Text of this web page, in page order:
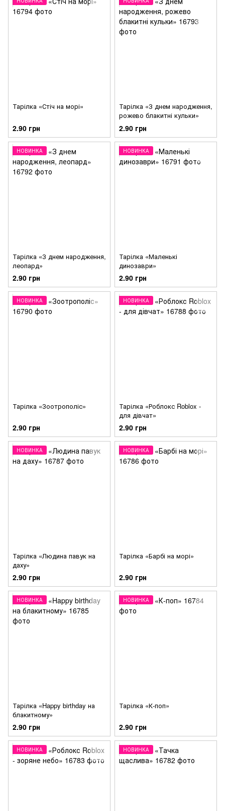
Тарілка «Стіч на морі»
2.90 грн
Тарілка «З днем народження,
рожево блакитні кульки»
2.90 грн
НОВИНКА
Тарілка «З днем народження,
леопард»
2.90 грн
НОВИНКА
Тарілка «Маленькі
динозаври»
2.90 грн
НОВИНКА
Тарілка «Зоотрополіс»
2.90 грн
НОВИНКА
Тарілка «Роблокс Roblox -
для дівчат»
2.90 грн
НОВИНКА
Тарілка «Людина павук на
даху»
2.90 грн
НОВИНКА
Тарілка «Барбі на морі»
2.90 грн
НОВИНКА
Тарілка «Happy birthday на
блакитному»
2.90 грн
НОВИНКА
Тарілка «К-поп»
2.90 грн
НОВИНКА НОВИНКА